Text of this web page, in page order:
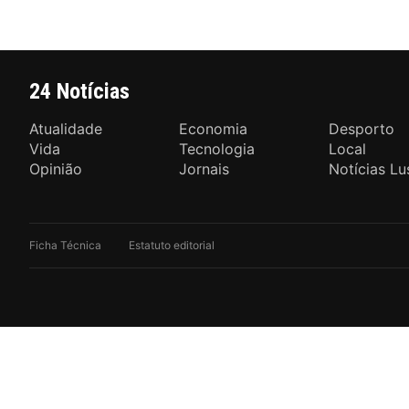
24 Notícias
Atualidade Economia
Desporto
Vida
Tecnologia
Local
Opinião
Jornais Notícias
Ficha Técnica Estatuto editorial